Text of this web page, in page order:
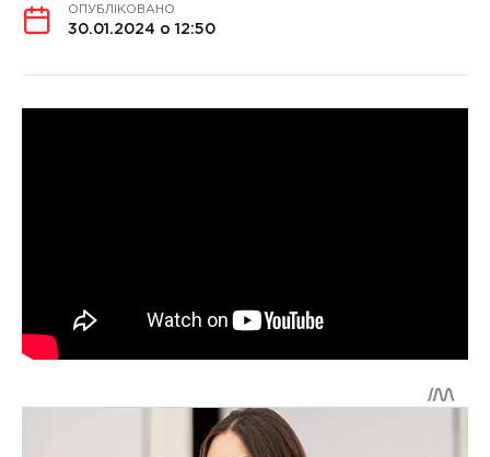
ОПУБЛІКОВАНО
30.01.2024 о 12:50